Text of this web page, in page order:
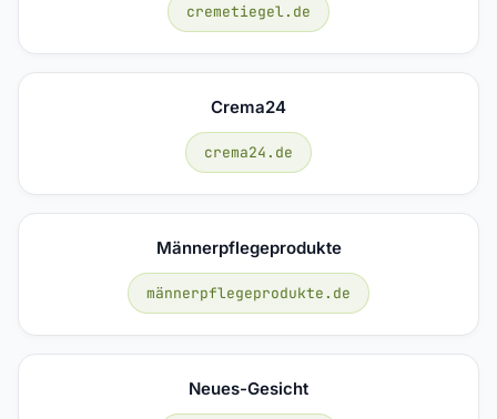
cremetiegel.de
Crema24
crema24.de
Männerpflegeprodukte
männerpflegeprodukte.de
Neues-Gesicht